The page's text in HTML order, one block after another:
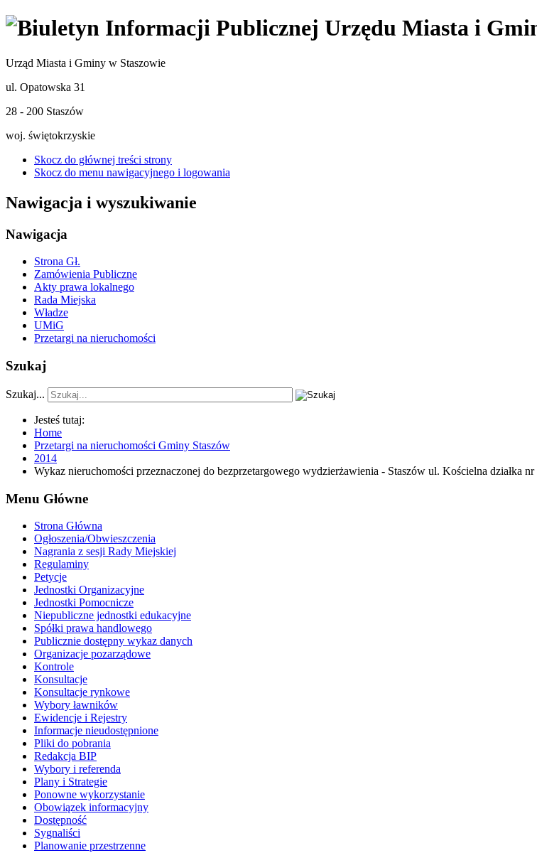
Urząd Miasta i Gminy w Staszowie
ul. Opatowska 31
28 - 200 Staszów
woj. świętokrzyskie
Skocz do głównej treści strony
Skocz do menu nawigacyjnego i logowania
Nawigacja i wyszukiwanie
Nawigacja
Strona Gł.
Zamówienia Publiczne
Akty prawa lokalnego
Rada Miejska
Władze
UMiG
Przetargi na nieruchomości
Szukaj
Szukaj...
Jesteś tutaj:
Home
Przetargi na nieruchomości Gminy Staszów
2014
Wykaz nieruchomości przeznaczonej do bezprzetargowego wydzierżawienia - Staszów ul. Kościelna działka nr
Menu Główne
Strona Główna
Ogłoszenia/Obwieszczenia
Nagrania z sesji Rady Miejskiej
Regulaminy
Petycje
Jednostki Organizacyjne
Jednostki Pomocnicze
Niepubliczne jednostki edukacyjne
Spółki prawa handlowego
Publicznie dostępny wykaz danych
Organizacje pozarządowe
Kontrole
Konsultacje
Konsultacje rynkowe
Wybory ławników
Ewidencje i Rejestry
Informacje nieudostępnione
Pliki do pobrania
Redakcja BIP
Wybory i referenda
Plany i Strategie
Ponowne wykorzystanie
Obowiązek informacyjny
Dostępność
Sygnaliści
Planowanie przestrzenne